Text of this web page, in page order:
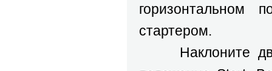
стартером.
Наклоните